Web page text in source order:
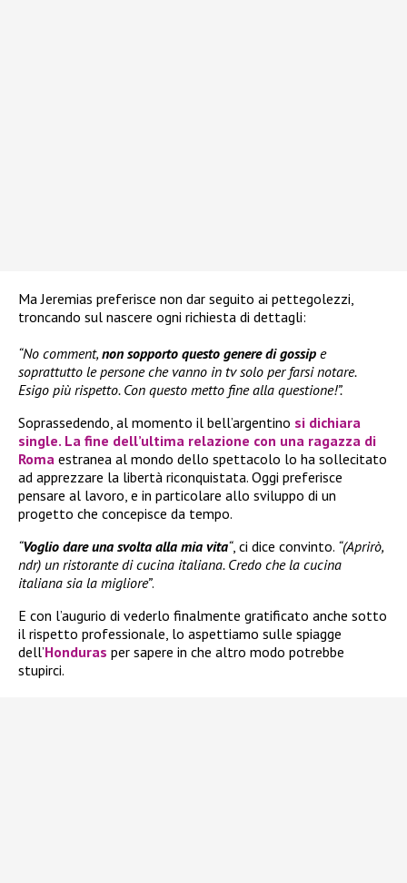
Ma Jeremias preferisce non dar seguito ai pettegolezzi,
troncando sul nascere ogni richiesta di dettagli:
“No comment, non sopporto questo genere di gossip e
soprattutto le persone che vanno in tv solo per farsi notare.
Esigo più rispetto. Con questo metto fine alla questione!”.
Soprassedendo, al momento il bell’argentino si dichiara
single. La fine dell’ultima relazione con una ragazza di
Roma estranea al mondo dello spettacolo lo ha sollecitato
ad apprezzare la libertà riconquistata. Oggi preferisce
pensare al lavoro, e in particolare allo sviluppo di un
progetto che concepisce da tempo.
“Voglio dare una svolta alla mia vita“, ci dice convinto. “(Aprirò,
ndr) un ristorante di cucina italiana. Credo che la cucina
italiana sia la migliore”.
E con l’augurio di vederlo finalmente gratificato anche sotto
il rispetto professionale, lo aspettiamo sulle spiagge
dell’Honduras per sapere in che altro modo potrebbe
stupirci.